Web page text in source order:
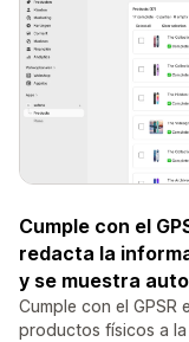
Cumple con el
redacta la
y se muestra
Cumple con el GPSR
productos físicos a la